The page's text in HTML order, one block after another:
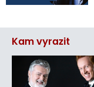
Kam vyrazit